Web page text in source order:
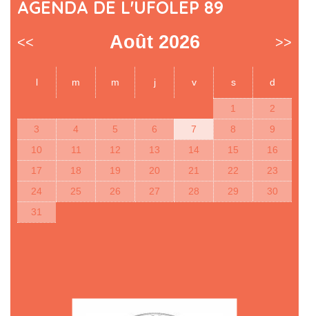
AGENDA DE L'UFOLEP 89
<< Août 2026 >>
l m m j v s d
1
2
3
4 5 6 7 8
9
10
11 12 13 14 15
16
17
18 19 20 21 22
23
24
25 26 27 28 29
30
31